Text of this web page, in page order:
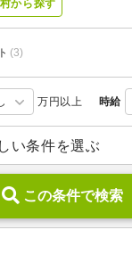
から探す
(3)
万円以上 時給
トステイ(8)
ウス(2)
包括支援センター(3)
ープン(1)
い条件を選ぶ
この条件で検索